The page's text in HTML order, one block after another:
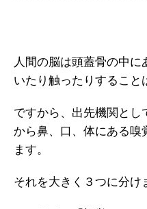
人間の脳は頭蓋骨の中
いたり触ったりすること
ですから、出先機関と
から鼻、口、体にある嗅
ます。
それを大きく３つに分け